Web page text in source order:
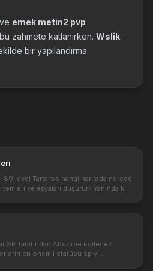
ve emek metin2 pvp
zahmete katlanırken. Wslik
bir yapılandırma
level Tartaros hangi haritada nerede
ve eşyaları düşürür? Yanında ki
SP Tarafından Absorbe Edilecek
en önemli statüsü sp yi